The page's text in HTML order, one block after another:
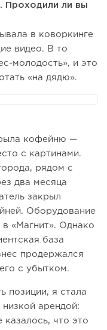
Проходили ли вы
в коворкинге
видео. В то
молодость», и это
«на дядю».
кофейню —
с картинами.
рядом с
два месяца
закрыл
Оборудование
«Магнит». Однако
база
продержался
с убытком.
позиции, я стала
арендой:
что это